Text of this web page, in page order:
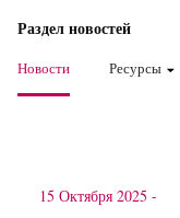
Раздел новостей
Новости Ресурсы
15 Октября 2025 -